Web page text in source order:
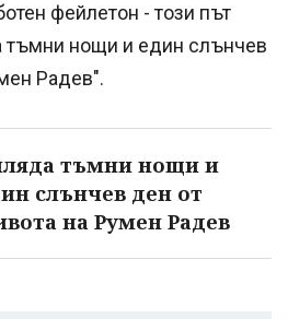
фейлетон - този път
тъмни нощи и един слънчев
Радев".
тъмни нощи и
слънчев ден от
на Румен Радев